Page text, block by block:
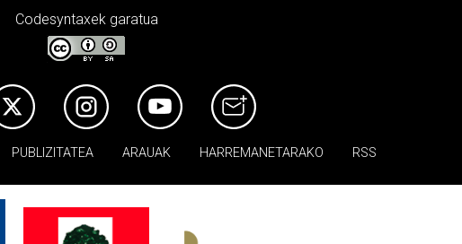
Codesyntaxek garatua
PUBLIZITATEA ARAUAK HARREMANETARAKO RSS